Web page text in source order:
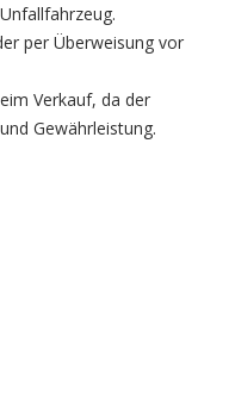
per Überweisung vor
Verkauf, da der
Gewährleistung.